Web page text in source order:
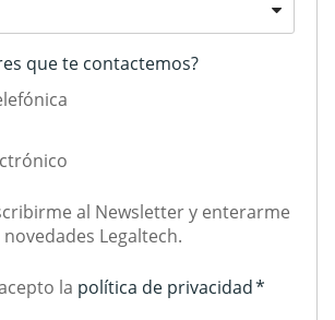
que te contactemos?
al Newsletter y enterarme
Legaltech.
la política de privacidad*